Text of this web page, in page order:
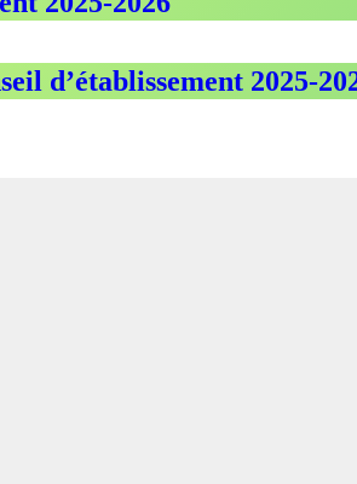
d’établissement 2025-